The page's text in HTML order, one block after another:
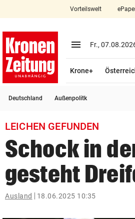
account_circle Anmelden
search
Suchbegriff
eingeben
Vorteilswelt
menu Menü aufklappen
Fr.,
Krone+
Deutschland Außenpolitk
LEICHEN GEFUNDEN
Schock in
gesteht
Ausland 18.06.2025 10:35